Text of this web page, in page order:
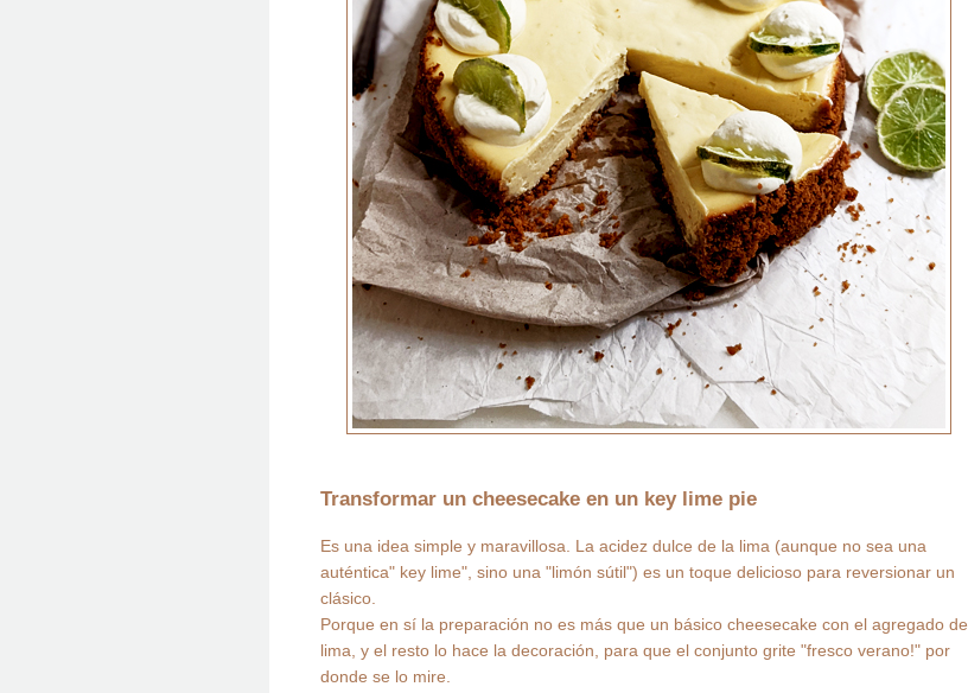
Transformar un cheesecake en un key lime pie
Es una idea simple y maravillosa. La acidez dulce de la lima (aunque no sea una
auténtica" key lime", sino una "limón sútil") es un toque delicioso para reversionar un
clásico.
Porque en sí la preparación no es más que un básico cheesecake con el agregado de
lima, y el resto lo hace la decoración, para que el conjunto grite "fresco verano!" por
donde se lo mire.